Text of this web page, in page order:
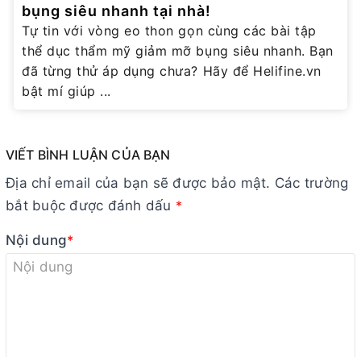
bụng siêu nhanh tại nhà!
Tự tin với vòng eo thon gọn cùng các bài tập
thể dục thẩm mỹ giảm mỡ bụng siêu nhanh. Bạn
đã từng thử áp dụng chưa? Hãy để Helifine.vn
bật mí giúp ...
VIẾT BÌNH LUẬN CỦA BẠN
Địa chỉ email của bạn sẽ được bảo mật. Các trường
bắt buộc được đánh dấu *
Nội dung*